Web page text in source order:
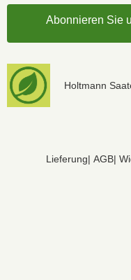
Abonnieren Sie
Holtmann
Lieferung| AGB|